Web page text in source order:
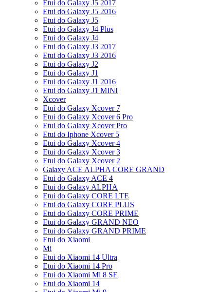
Etui do Galaxy J5 2017
Etui do Galaxy J5 2016
Etui do Galaxy J5
Etui do Galaxy J4 Plus
Etui do Galaxy J4
Etui do Galaxy J3 2017
Etui do Galaxy J3 2016
Etui do Galaxy J2
Etui do Galaxy J1
Etui do Galaxy J1 2016
Etui do Galaxy J1 MINI
Xcover
Etui do Galaxy Xcover 7
Etui do Galaxy Xcover 6 Pro
Etui do Galaxy Xcover Pro
Etui do Iphone Xcover 5
Etui do Galaxy Xcover 4
Etui do Galaxy Xcover 3
Etui do Galaxy Xcover 2
Galaxy ACE ALPHA CORE GRAND
Etui do Galaxy ACE 4
Etui do Galaxy ALPHA
Etui do Galaxy CORE LTE
Etui do Galaxy CORE PLUS
Etui do Galaxy CORE PRIME
Etui do Galaxy GRAND NEO
Etui do Galaxy GRAND PRIME
Etui do Xiaomi
Mi
Etui do Xiaomi 14 Ultra
Etui do Xiaomi 14 Pro
Etui do Xiaomi Mi 8 SE
Etui do Xiaomi 14